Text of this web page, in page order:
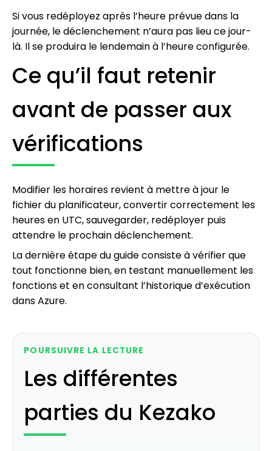
Si vous redéployez après l’heure prévue dans la
journée, le déclenchement n’aura pas lieu ce jour-
là. Il se produira le lendemain à l’heure configurée.
Ce qu’il faut retenir
avant de passer aux
vérifications
Modifier les horaires revient à mettre à jour le
fichier du planificateur, convertir correctement les
heures en UTC, sauvegarder, redéployer puis
attendre le prochain déclenchement.
La dernière étape du guide consiste à vérifier que
tout fonctionne bien, en testant manuellement les
fonctions et en consultant l’historique d’exécution
dans Azure.
POURSUIVRE LA LECTURE
Les différentes
parties du Kezako